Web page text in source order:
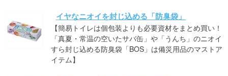
イヤなニオイを封じ込める「防臭袋」
【簡易トイレは個包装よりも必要資材をまとめ買い！
「真夏・常温の空いたサバ缶」や「うんち」のニオイ
すら封じ込める防臭袋「BOS」は備災用品のマストア
イテム】